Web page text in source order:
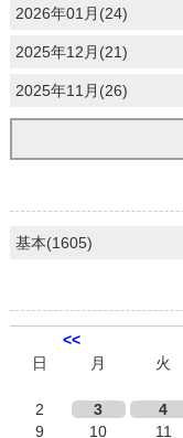
2026年01月(24)
2025年12月(21)
2025年11月(26)
基本(1605)
<<
日
月 火
2
3 4
9
10 11